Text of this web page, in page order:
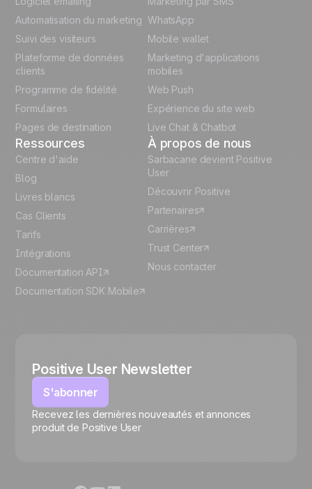
🍪
German
Italian
Automatisation du marketing
Suivi des visiteurs
Plateforme de données
clients
Programme de fidélité
Formulaires
Pages de destination
WhatsApp
Mobile wallet
Marketing d'applications
mobiles
Web Push
Expérience du site web
Live Chat & Chatbot
Ressources
Centre d'aide
Blog
Livres blancs
Cas Clients
Tarifs
Intégrations
Documentation API
Documentation SDK Mobile
À propos de nous
Sarbacane devient Positive
User
Découvrir Positive
Partenaires
Carrières
Trust Center
Nous contacter
Positive User Newsletter
S'abonner
Recevez les dernières nouveautés et annonces
produit de Positive User